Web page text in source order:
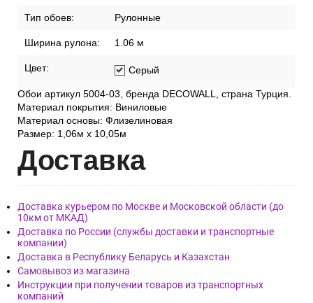
Тип обоев: Рулонные
Ширина рулона: 1.06 м
Цвет: Серый
Обои артикул 5004-03, бренда DECOWALL, страна Турция.
Материал покрытия: Виниловые
Материал основы: Флизелиновая
Размер: 1,06м х 10,05м
Доставка
Доставка курьером по Москве и Московской области (до
10км от МКАД)
Доставка по России (службы доставки и транспортные
компании)
Доставка в Республику Беларусь и Казахстан
Самовывоз из магазина
Инструкции при получении товаров из транспортных
компаний